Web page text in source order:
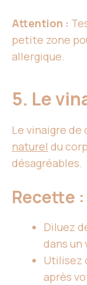
Attention :
petite zone
allergique.
5. Le
Le vinaigre de
naturel du
désagréables.
Recette :
Diluez
dans un
Utilisez
après